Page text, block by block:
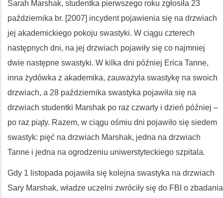
Sarah Marshak, studentka pierwszego roku zgłosiła 23
października br. [2007] incydent pojawienia się na drzwiach
jej akademickiego pokoju swastyki. W ciągu czterech
następnych dni, na jej drzwiach pojawiły się co najmniej
dwie następne swastyki. W kilka dni później Erica Tanne,
inna żydówka z akademika, zauważyla swastykę na swoich
drzwiach, a 28 października swastyka pojawiła się na
drzwiach studentki Marshak po raz czwarty i dzień później –
po raz piąty. Razem, w ciągu ośmiu dni pojawiło się siedem
swastyk: pięć na drzwiach Marshak, jedna na drzwiach
Tanne i jedna na ogrodzeniu uniwerstyteckiego szpitala.
Gdy 1 listopada pojawiła się kolejna swastyka na drzwiach
Sary Marshak, władze uczelni zwróciły się do FBI o zbadania